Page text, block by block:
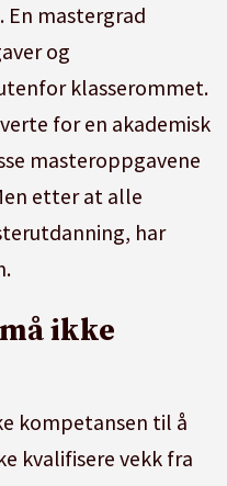
mastergrad
og
klasserommet.
for en akademisk
masteroppgavene
etter at alle
har
ikke
kompetansen til å
kvalifisere vekk fra